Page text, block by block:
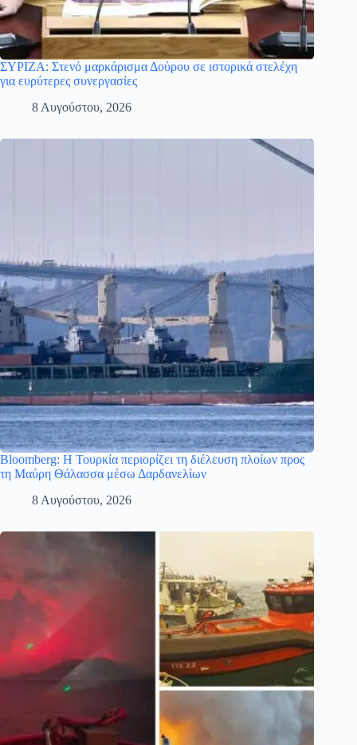
ΣΥΡΙΖΑ: Στενό μαρκάρισμα Δούρου σε ιστορικά στελέχη
για ευρύτερες συνεργασίες
8 Αυγούστου, 2026
Bloomberg: Η Τουρκία περιορίζει τη διέλευση πλοίων προς
τη Μαύρη Θάλασσα μέσω Δαρδανελίων
8 Αυγούστου, 2026